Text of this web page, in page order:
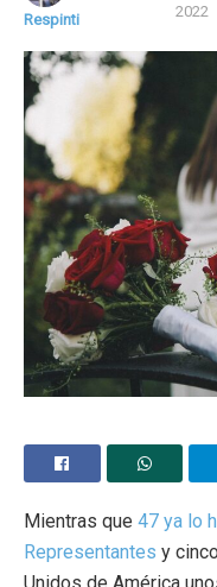
Respinti
2022
Mientras que 47 ya lo
Representantes y